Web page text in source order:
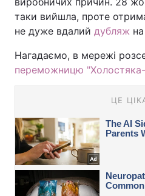
виробничих причин. 28
таки вийшла, проте
не дуже вдалий дубляж
Нагадаємо, в мережі
переможницю "Холостяка-